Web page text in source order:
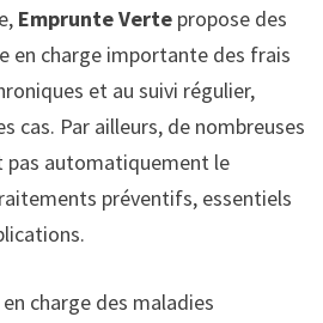
Emprunte Vertepropose des
en charge importante des frais
et au suivi régulier,
cas. Par ailleurs, de nombreuses
pas automatiquement le
préventifs, essentiels
charge des maladies